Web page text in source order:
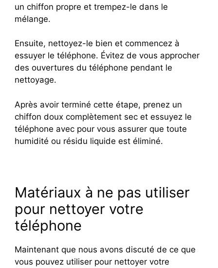
un chiffon propre et trempez-le dans le
mélange.
Ensuite, nettoyez-le bien et commencez à
essuyer le téléphone. Évitez de vous approcher
des ouvertures du téléphone pendant le
nettoyage.
Après avoir terminé cette étape, prenez un
chiffon doux complètement sec et essuyez le
téléphone avec pour vous assurer que toute
humidité ou résidu liquide est éliminé.
Matériaux à ne pas utiliser
pour nettoyer votre
téléphone
Maintenant que nous avons discuté de ce que
vous pouvez utiliser pour nettoyer votre